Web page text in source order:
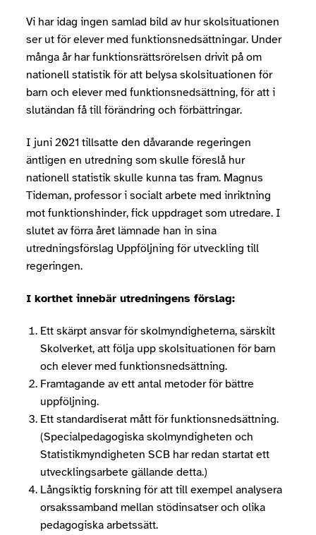
Vi har idag ingen samlad bild av hur skolsituationen
ser ut för elever med funktionsnedsättningar. Under
många år har funktionsrättsrörelsen drivit på om
nationell statistik för att belysa skolsituationen för
barn och elever med funktionsnedsättning, för att i
slutändan få till förändring och förbättringar.
I juni 2021 tillsatte den dåvarande regeringen
äntligen en utredning som skulle föreslå hur
nationell statistik skulle kunna tas fram. Magnus
Tideman, professor i socialt arbete med inriktning
mot funktionshinder, fick uppdraget som utredare. I
slutet av förra året lämnade han in sina
utredningsförslag Uppföljning för utveckling till
regeringen.
I korthet innebär utredningens förslag:
Ett skärpt ansvar för skolmyndigheterna, särskilt
Skolverket, att följa upp skolsituationen för barn
och elever med funktionsnedsättning.
Framtagande av ett antal metoder för bättre
uppföljning.
Ett standardiserat mått för funktionsnedsättning.
(Specialpedagogiska skolmyndigheten och
Statistikmyndigheten SCB har redan startat ett
utvecklingsarbete gällande detta.)
Långsiktig forskning för att till exempel analysera
orsakssamband mellan stödinsatser och olika
pedagogiska arbetssätt.